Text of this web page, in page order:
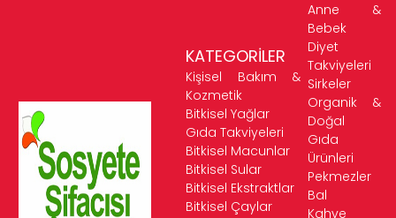
KATEGORİLER
Kişisel Bakım &
Kozmetik
Bitkisel Yağlar
Gıda Takviyeleri
Bitkisel Macunlar
Bitkisel Sular
Bitkisel Ekstraktlar
Bitkisel Çaylar
Anne &
Bebek
Diyet
Takviyeleri
Sirkeler
Organik &
Doğal
Gıda
Ürünleri
Pekmezler
Bal
Kahve